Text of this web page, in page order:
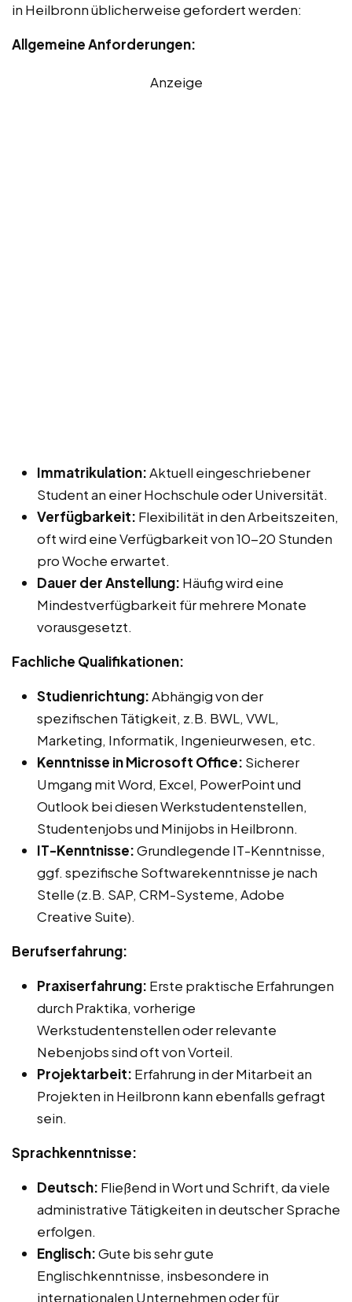
in Heilbronn üblicherweise gefordert werden:
Allgemeine Anforderungen:
Anzeige
Immatrikulation:Aktuell eingeschriebener
Student an einer Hochschule oder Universität.
Verfügbarkeit: Flexibilität in den Arbeitszeiten,
oft wird eine Verfügbarkeit von 10-20 Stunden
pro Woche erwartet.
Dauer der Anstellung: Häufig wird eine
Mindestverfügbarkeit für mehrere Monate
vorausgesetzt.
Fachliche Qualifikationen:
Studienrichtung:Abhängig von der
spezifischen Tätigkeit, z.B. BWL, VWL,
Marketing, Informatik, Ingenieurwesen, etc.
Kenntnisse in Microsoft Office: Sicherer
Umgang mit Word, Excel, PowerPoint und
Outlook bei diesen Werkstudentenstellen,
Studentenjobs und Minijobs in Heilbronn.
IT-Kenntnisse:Grundlegende IT-Kenntnisse,
ggf. spezifische Softwarekenntnisse je nach
Stelle (z.B. SAP, CRM-Systeme, Adobe
Creative Suite).
Berufserfahrung:
Praxiserfahrung: Erste praktische Erfahrungen
durch Praktika, vorherige
Werkstudentenstellen oder relevante
Nebenjobs sind oft von Vorteil.
Projektarbeit: Erfahrung in der Mitarbeit an
Projekten in Heilbronn kann ebenfalls gefragt
sein.
Sprachkenntnisse:
Deutsch: Fließend in Wort und Schrift, da viele
administrative Tätigkeiten in deutscher Sprache
erfolgen.
Englisch:Gute bis sehr gute
Englischkenntnisse, insbesondere in
internationalen Unternehmen oder für